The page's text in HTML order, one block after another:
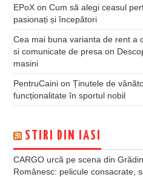
EPoX onCum să alegi ceasul
pasionați și începători
Cea mai buna varianta de rent a
si comunicate de presa on
masini
PentruCaini onȚinutele de
funcționalitate în sportul nobil
STIRI DIN IASI
CARGO urcă pe scena din
Românesc: pelicule consacrate,